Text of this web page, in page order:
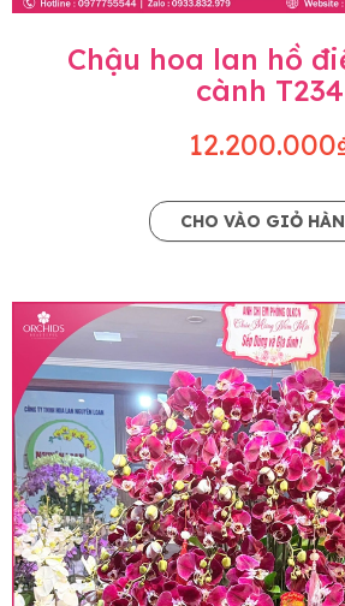
Chậu hoa lan hồ
cành T234
CHO VÀO GIỎ